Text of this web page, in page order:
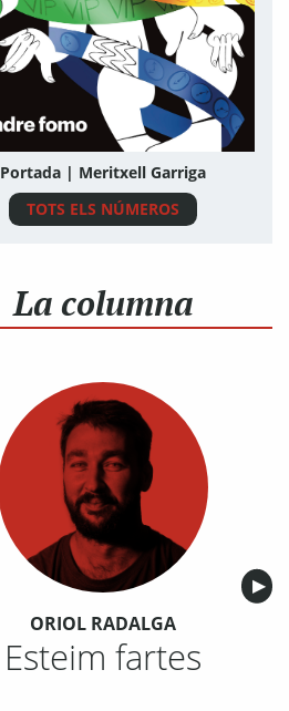
Portada | Meritxell Garriga
TOTS ELS NÚMEROS
La columna
▶︎
ORIOL RADALGA
Esteim fartes